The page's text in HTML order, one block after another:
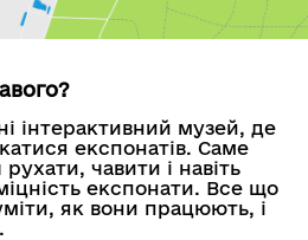
інтерактивний музей, де
експонатів. Саме
чавити і навіть
експонати. Все що
як вони працюють, і